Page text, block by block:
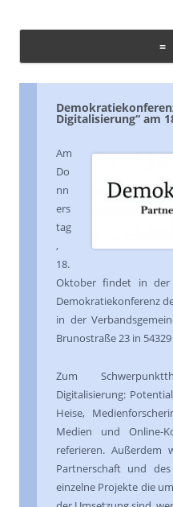
Zum
Inhalt
Digitalisierung“ am
Am
Do
nn
ers
tag
,
18.
Oktober findet in
Demokratiekonferenz
in der
Brunostraße 23 in
Zum
Digitalisierung:
Heise,
Medien und Online-
referieren.
Partnerschaft und
einzelne Projekte die